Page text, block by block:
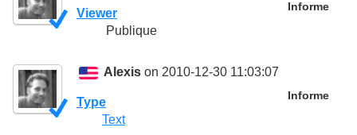
Informe
Viewer
Publique
Alexis on 2010-12-30 11:03:07
Informe
Type
Text